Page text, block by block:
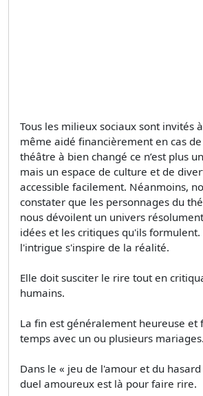
Tous les milieux sociaux sont invités
même aidé financièrement en cas
théâtre à bien changé ce n’est plus
mais un espace de culture et de
accessible facilement. Néanmoins,
constater que les personnages du
nous dévoilent un univers
idées et les critiques qu'ils
l'intrigue s'inspire de la réalité.
Elle doit susciter le rire tout en
humains.
La fin est généralement heureuse et
temps avec un ou plusieurs mariages.
Dans le « jeu de l'amour et du
duel amoureux est là pour faire rire.